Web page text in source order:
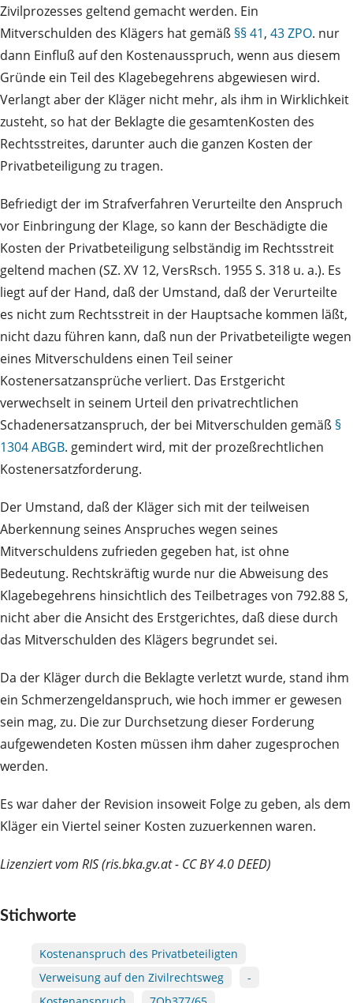
Zivilprozesses geltend gemacht werden. Ein
Mitverschulden des Klägers hat gemäß §§ 41, 43 ZPO. nur
dann Einfluß auf den Kostenausspruch, wenn aus diesem
Gründe ein Teil des Klagebegehrens abgewiesen wird.
Verlangt aber der Kläger nicht mehr, als ihm in Wirklichkeit
zusteht, so hat der Beklagte die gesamtenKosten des
Rechtsstreites, darunter auch die ganzen Kosten der
Privatbeteiligung zu tragen.
Befriedigt der im Strafverfahren Verurteilte den Anspruch
vor Einbringung der Klage, so kann der Beschädigte die
Kosten der Privatbeteiligung selbständig im Rechtsstreit
geltend machen (SZ. XV 12, VersRsch. 1955 S. 318 u. a.). Es
liegt auf der Hand, daß der Umstand, daß der Verurteilte
es nicht zum Rechtsstreit in der Hauptsache kommen läßt,
nicht dazu führen kann, daß nun der Privatbeteiligte wegen
eines Mitverschuldens einen Teil seiner
Kostenersatzansprüche verliert. Das Erstgericht
verwechselt in seinem Urteil den privatrechtlichen
Schadenersatzanspruch, der bei Mitverschulden gemäß §
1304 ABGB. gemindert wird, mit der prozeßrechtlichen
Kostenersatzforderung.
Der Umstand, daß der Kläger sich mit der teilweisen
Aberkennung seines Anspruches wegen seines
Mitverschuldens zufrieden gegeben hat, ist ohne
Bedeutung. Rechtskräftig wurde nur die Abweisung des
Klagebegehrens hinsichtlich des Teilbetrages von 792.88 S,
nicht aber die Ansicht des Erstgerichtes, daß diese durch
das Mitverschulden des Klägers begrundet sei.
Da der Kläger durch die Beklagte verletzt wurde, stand ihm
ein Schmerzengeldanspruch, wie hoch immer er gewesen
sein mag, zu. Die zur Durchsetzung dieser Forderung
aufgewendeten Kosten müssen ihm daher zugesprochen
werden.
Es war daher der Revision insoweit Folge zu geben, als dem
Kläger ein Viertel seiner Kosten zuzuerkennen waren.
Lizenziert vom RIS (ris.bka.gv.at - CC BY 4.0 DEED)
Stichworte
Kostenanspruch des Privatbeteiligten
Verweisung auf den Zivilrechtsweg
-